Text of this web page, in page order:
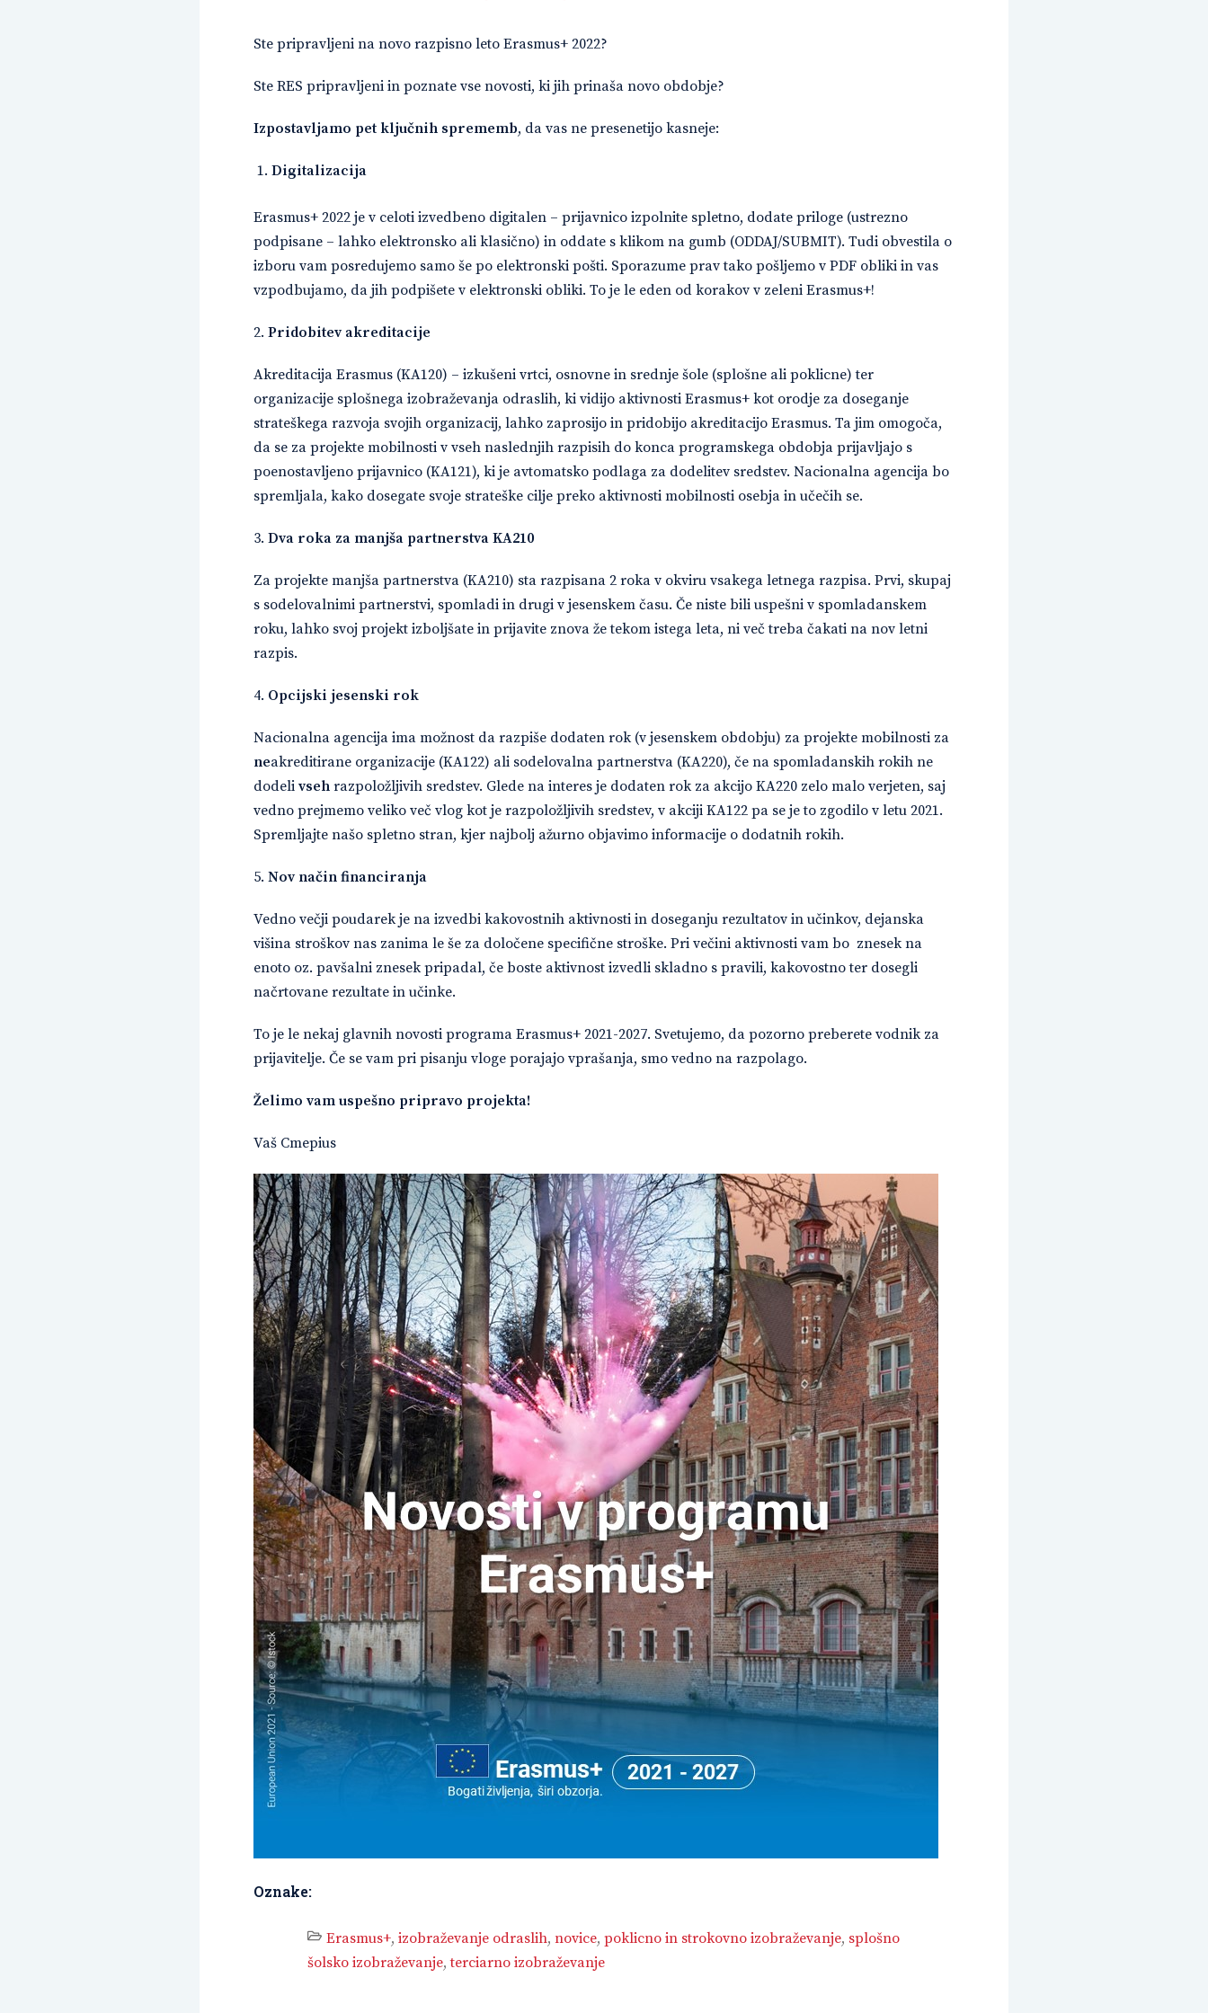
Ste pripravljeni na novo razpisno leto Erasmus+ 2022?
Ste RES pripravljeni in poznate vse novosti, ki jih prinaša novo obdobje?
Izpostavljamo pet ključnih sprememb, da vas ne presenetijo kasneje:
Digitalizacija
Erasmus+ 2022 je v celoti izvedbeno digitalen – prijavnico izpolnite spletno, dodate priloge (ustrezno
podpisane – lahko elektronsko ali klasično) in oddate s klikom na gumb (ODDAJ/SUBMIT). Tudi obvestila o
izboru vam posredujemo samo še po elektronski pošti. Sporazume prav tako pošljemo v PDF obliki in vas
vzpodbujamo, da jih podpišete v elektronski obliki. To je le eden od korakov v zeleni Erasmus+!
2. Pridobitev akreditacije
Akreditacija Erasmus (KA120) – izkušeni vrtci, osnovne in srednje šole (splošne ali poklicne) ter
organizacije splošnega izobraževanja odraslih, ki vidijo aktivnosti Erasmus+ kot orodje za doseganje
strateškega razvoja svojih organizacij, lahko zaprosijo in pridobijo akreditacijo Erasmus. Ta jim omogoča,
da se za projekte mobilnosti v vseh naslednjih razpisih do konca programskega obdobja prijavljajo s
poenostavljeno prijavnico (KA121), ki je avtomatsko podlaga za dodelitev sredstev. Nacionalna agencija bo
spremljala, kako dosegate svoje strateške cilje preko aktivnosti mobilnosti osebja in učečih se.
3. Dva roka za manjša partnerstva KA210
Za projekte manjša partnerstva (KA210) sta razpisana 2 roka v okviru vsakega letnega razpisa. Prvi, skupaj
s sodelovalnimi partnerstvi, spomladi in drugi v jesenskem času. Če niste bili uspešni v spomladanskem
roku, lahko svoj projekt izboljšate in prijavite znova že tekom istega leta, ni več treba čakati na nov letni
razpis.
4. Opcijski jesenski rok
Nacionalna agencija ima možnost da razpiše dodaten rok (v jesenskem obdobju) za projekte mobilnosti za
neakreditirane organizacije (KA122) ali sodelovalna partnerstva (KA220), če na spomladanskih rokih ne
dodeli vseh razpoložljivih sredstev. Glede na interes je dodaten rok za akcijo KA220 zelo malo verjeten, saj
vedno prejmemo veliko več vlog kot je razpoložljivih sredstev, v akciji KA122 pa se je to zgodilo v letu 2021.
Spremljajte našo spletno stran, kjer najbolj ažurno objavimo informacije o dodatnih rokih.
5. Nov način financiranja
Vedno večji poudarek je na izvedbi kakovostnih aktivnosti in doseganju rezultatov in učinkov, dejanska
višina stroškov nas zanima le še za določene specifične stroške. Pri večini aktivnosti vam bo znesek na
enoto oz. pavšalni znesek pripadal, če boste aktivnost izvedli skladno s pravili, kakovostno ter dosegli
načrtovane rezultate in učinke.
To je le nekaj glavnih novosti programa Erasmus+ 2021-2027. Svetujemo, da pozorno preberete vodnik za
prijavitelje. Če se vam pri pisanju vloge porajajo vprašanja, smo vedno na razpolago.
Želimo vam uspešno pripravo projekta!
Vaš Cmepius
Oznake:
Erasmus+, izobraževanje odraslih, novice, poklicno in strokovno izobraževanje, splošno
šolsko izobraževanje,terciarno izobraževanje